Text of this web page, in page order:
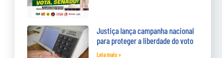
Justiça lança campanha nacional
para proteger a liberdade do voto
Leia mais »